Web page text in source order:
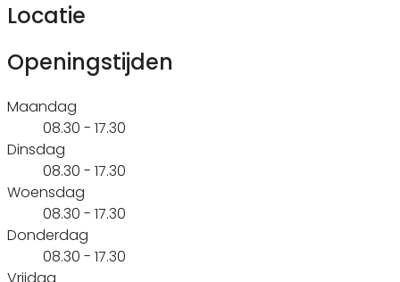
Locatie
Openingstijden
Maandag
08.30 - 17.30
Dinsdag
08.30 - 17.30
Woensdag
08.30 - 17.30
Donderdag
08.30 - 17.30
Vrijdag